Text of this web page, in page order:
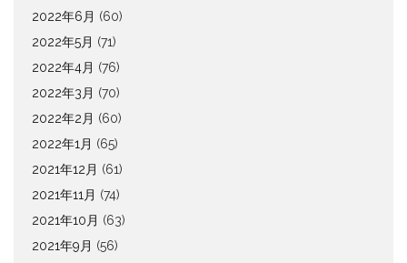
2022年6月 (60)
2022年5月 (71)
2022年4月 (76)
2022年3月 (70)
2022年2月 (60)
2022年1月 (65)
2021年12月 (61)
2021年11月 (74)
2021年10月 (63)
2021年9月 (56)